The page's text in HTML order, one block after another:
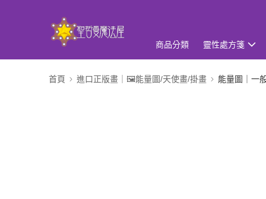
商品分類 靈性處方箋
首頁 進口正版畫｜🖼️能量圖/天使畫/掛畫 能量圖｜一